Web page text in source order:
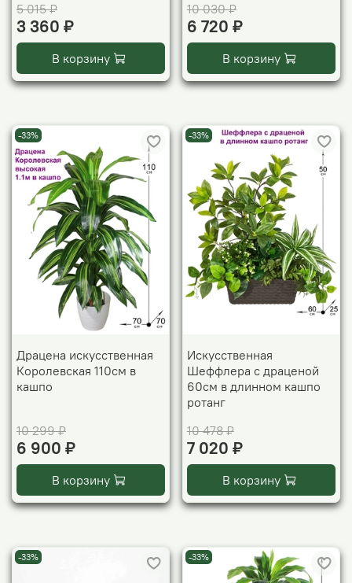
5 015 ₽
3 360 ₽
В корзину
10 030 ₽
6 720 ₽
В корзину
-33%
Драцена искусственная
Королевская 110см в
кашпо
10 299 ₽
6 900 ₽
В корзину
-33%
Искусственная
Шеффлера с драценой
60см в длинном кашпо
ротанг
10 478 ₽
7 020 ₽
В корзину
-33% -33%